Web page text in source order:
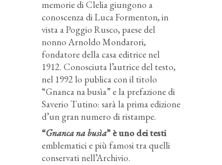
memorie di Clelia giungono a
conoscenza di Luca Formenton, in
vista a Poggio Rusco, paese del
nonno Arnoldo Mondarori,
fondatore della casa editrice nel
1912. Conosciuta l’autrice del testo,
nel 1992 lo publica con il titolo
“Gnanca na busìa” e la prefazione di
Saverio Tutino: sarà la prima edizione
d’un gran numero di ristampe.
“Gnanca na busìa” è uno dei testi
emblematici e più famosi tra quelli
conservati nell’Archivio.